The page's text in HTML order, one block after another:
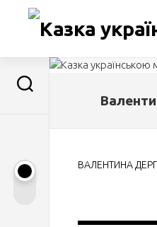
Перейти
ВАЛЕНТИНА